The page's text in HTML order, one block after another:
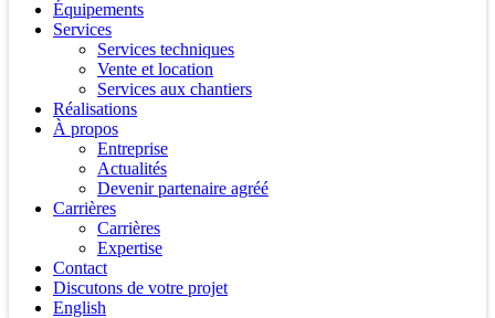
Équipements
Services
Services techniques
Vente et location
Services aux chantiers
Réalisations
À propos
Entreprise
Actualités
Devenir partenaire agréé
Carrières
Carrières
Expertise
Contact
Discutons de votre projet
English